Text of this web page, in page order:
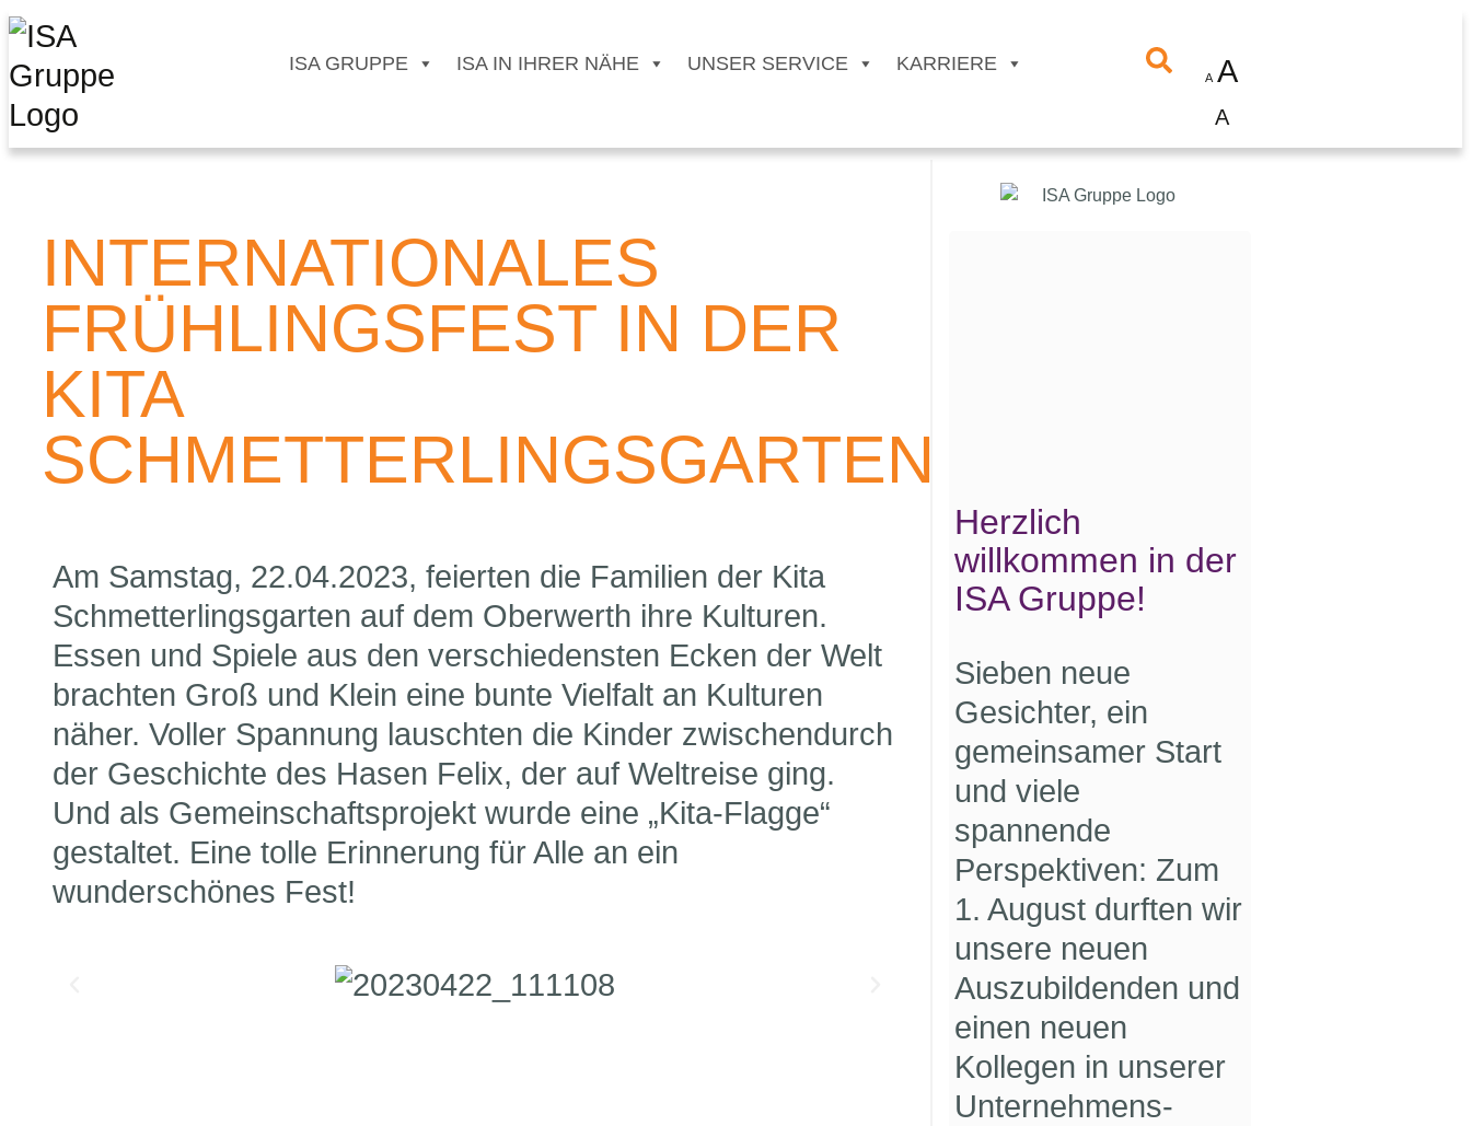
ISA GRUPPE ISA IN IHRER NÄHE UNSER SERVICE KARRIERE
A A
A
INTERNATIONALES
FRÜHLINGSFEST IN DER
KITA
SCHMETTERLINGSGARTEN
Am Samstag, 22.04.2023, feierten die Familien der Kita
Schmetterlingsgarten auf dem Oberwerth ihre Kulturen.
Essen und Spiele aus den verschiedensten Ecken der Welt
brachten Groß und Klein eine bunte Vielfalt an Kulturen
näher. Voller Spannung lauschten die Kinder zwischendurch
der Geschichte des Hasen Felix, der auf Weltreise ging.
Und als Gemeinschaftsprojekt wurde eine „Kita-Flagge“
gestaltet. Eine tolle Erinnerung für Alle an ein
wunderschönes Fest!
Herzlich
willkommen in der
ISA Gruppe!
Sieben neue
Gesichter, ein
gemein­samer Start
und viele
spannende
Perspektiven: Zum
1. August durften wir
unsere neuen
Auszu­bildenden und
einen neuen
Kollegen in unserer
Unternehmens­